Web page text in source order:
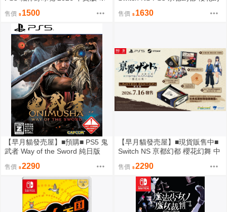
售價 1500 售價 1630
【早月貓發売屋】■預購■ PS5 鬼
武者 Way of the Sword 純日版
售價 2290
【早月貓發売屋】■現貨販售中■
Switch NS 亰都幻都 櫻花幻舞 中
售價 2290